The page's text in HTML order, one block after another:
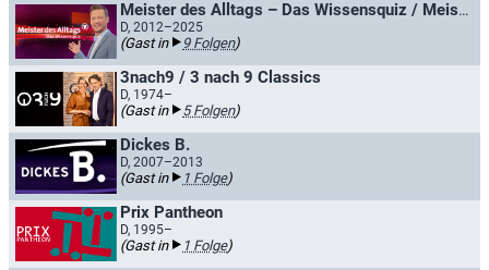
Meister des Alltags – Das Wissensquiz / Meister des Alltags - Das SWR Wissensquiz
D, 2012–2025
(Gast in 9 Folgen)
3nach9 / 3 nach 9 Classics
D, 1974–
(Gast in 5 Folgen)
Dickes B.
D, 2007–2013
(Gast in 1 Folge)
Prix Pantheon
D, 1995–
(Gast in 1 Folge)